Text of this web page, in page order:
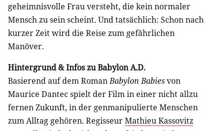
geheimnisvolle Frau versteht, die kein normaler
Mensch zu sein scheint. Und tatsächlich: Schon nach
kurzer Zeit wird die Reise zum gefährlichen
Manöver.
Hintergrund & Infos zu Babylon A.D.
Basierend auf dem RomanBabylon Babiesvon
Maurice Dantec spielt der Film in einer nicht allzu
fernen Zukunft, in der genmanipulierte Menschen
zum Alltag gehören. RegisseurMathieu Kassovitz